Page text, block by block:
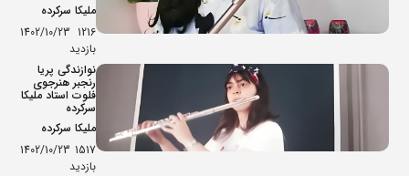
ملیکا سرکرده
1216
بازدید
1402/10/23
نوازندگی پریا
رنجبر هنرجوی
فلوت استاد ملیکا
سرکرده
ملیکا سرکرده
1517
بازدید
1402/10/23